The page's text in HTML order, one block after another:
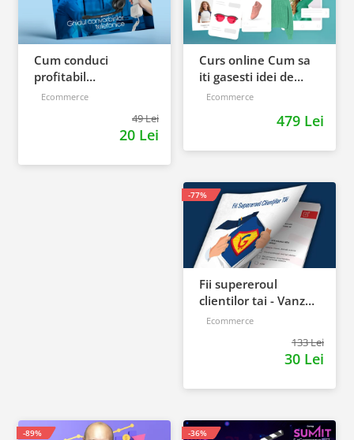
Cum conduci
profitabil
convorbirile
Ecommerce
49 Lei
20 Lei
Curs online Cum sa
iti gasesti idei de
produse pentru
Ecommerce
479 Lei
Fii supereroul
clientilor tai - Vanzari
pe pilot automat
Ecommerce
133 Lei
30 Lei
-77%
-89% -36%